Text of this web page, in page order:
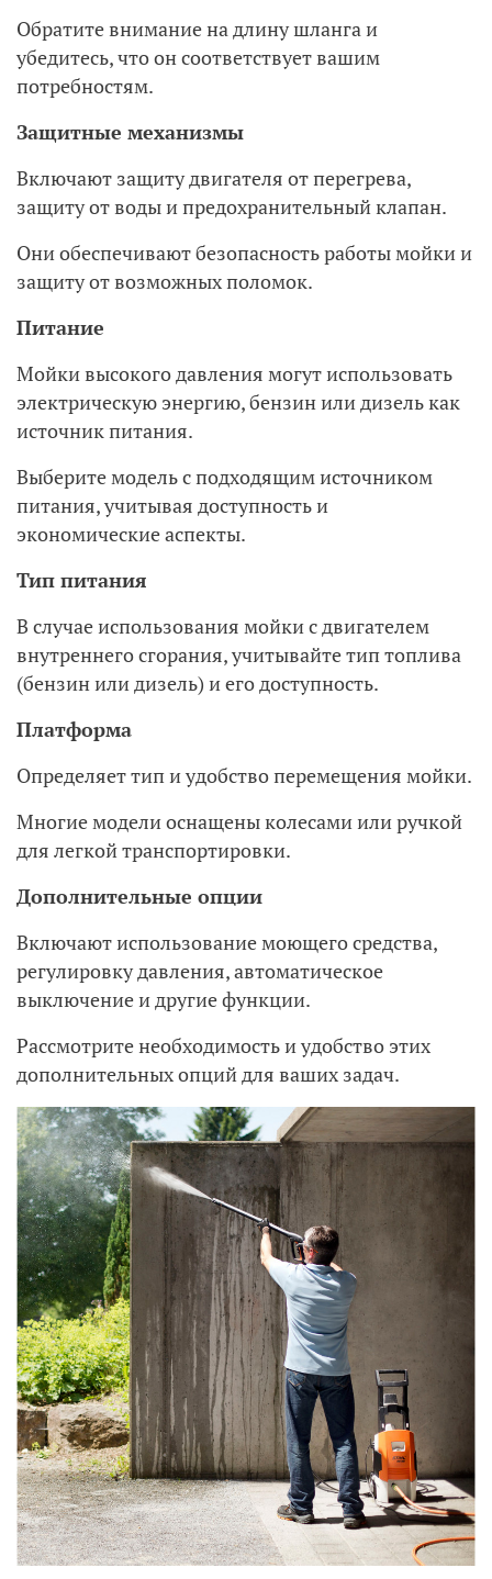
Обратите внимание на длину шланга и
убедитесь, что он соответствует вашим
потребностям.
Защитные механизмы
Включают защиту двигателя от перегрева,
защиту от воды и предохранительный клапан.
Они обеспечивают безопасность работы мойки и
защиту от возможных поломок.
Питание
Мойки высокого давления могут использовать
электрическую энергию, бензин или дизель как
источник питания.
Выберите модель с подходящим источником
питания, учитывая доступность и
экономические аспекты.
Тип питания
В случае использования мойки с двигателем
внутреннего сгорания, учитывайте тип топлива
(бензин или дизель) и его доступность.
Платформа
Определяет тип и удобство перемещения мойки.
Многие модели оснащены колесами или ручкой
для легкой транспортировки.
Дополнительные опции
Включают использование моющего средства,
регулировку давления, автоматическое
выключение и другие функции.
Рассмотрите необходимость и удобство этих
дополнительных опций для ваших задач.